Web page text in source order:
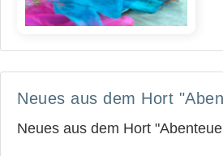
Neues aus dem Hort
Neues aus dem Hort